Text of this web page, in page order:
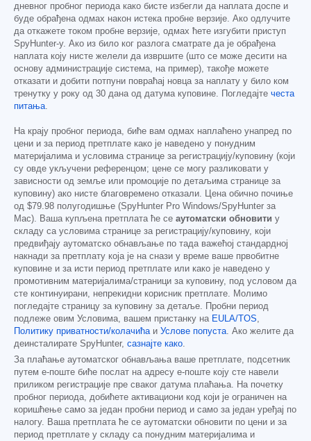
дневног пробног периода како бисте избегли да наплата доспе и
буде обрађена одмах након истека пробне верзије. Ако одлучите
да откажете током пробне верзије, одмах ћете изгубити приступ
SpyHunter-у. Ако из било ког разлога сматрате да је обрађена
наплата коју нисте желели да извршите (што се може десити на
основу администрације система, на пример), такође можете
отказати и добити потпуни повраћај новца за наплату у било ком
тренутку у року од 30 дана од датума куповине. Погледајте честа
питања
На крају пробног периода, биће вам одмах наплаћено унапред по
цени и за период претплате како је наведено у понудним
материјалима и условима странице за регистрацију/куповину (који
су овде укључени референцом; цене се могу разликовати у
зависности од земље или промоције по детаљима странице за
куповину) ако нисте благовремено отказали. Цена обично почиње
од $79.98 полугодишње (SpyHunter Pro Windows/SpyHunter за
Mac). Ваша купљена претплата ће се аутоматски обновити у
складу са условима странице за регистрацију/куповину, који
предвиђају аутоматско обнављање по тада важећој стандардној
накнади за претплату која је на снази у време ваше првобитне
куповине и за исти период претплате или како је наведено у
промотивним материјалима/страници за куповину, под условом да
сте континуирани, непрекидни корисник претплате. Молимо
погледајте страницу за куповину за детаље. Пробни период
подлеже овим Условима, вашем пристанку на EULA/TOS
Политику приватности/колачића и Услове попуста . Ако желите да
деинсталирате SpyHunter, сазнајте како
За плаћање аутоматског обнављања ваше претплате, подсетник
путем е-поште биће послат на адресу е-поште коју сте навели
приликом регистрације пре сваког датума плаћања. На почетку
пробног периода, добићете активациони код који је ограничен на
коришћење само за један пробни период и само за један уређај по
налогу. Ваша претплата ће се аутоматски обновити по цени и за
период претплате у складу са понудним материјалима и